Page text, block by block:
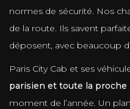
normes de sécurité. Nos
de la route. Ils savent
déposent, avec beaucoup
Paris City Cab et ses
parisien et toute la proche
moment de l’année. Un